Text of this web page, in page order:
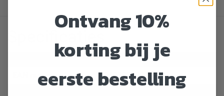
Artikelnummer
413158
EAN nummer
5060122490436
Ontvang 10%
korting bij je
eerste bestelling